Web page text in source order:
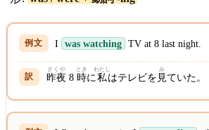
I was watching TV at 8 last night.
昨夜
さくや
8 時
とき
に 私
わたし
はテレビを 見
み
ていた。